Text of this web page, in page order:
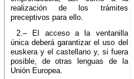
realización de los trámites
preceptivos para ello.
2.– El acceso a la ventanilla
única deberá garantizar el uso del
euskera y el castellano y, si fuera
posible, de otras lenguas de la
Unión Europea.